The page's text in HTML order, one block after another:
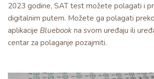
2023 godine, SAT test možete polagati i
digitalnim putem. Možete ga polagati preko
aplikacije Bluebook na svom uređaju ili
centar za polaganje pozajmiti.